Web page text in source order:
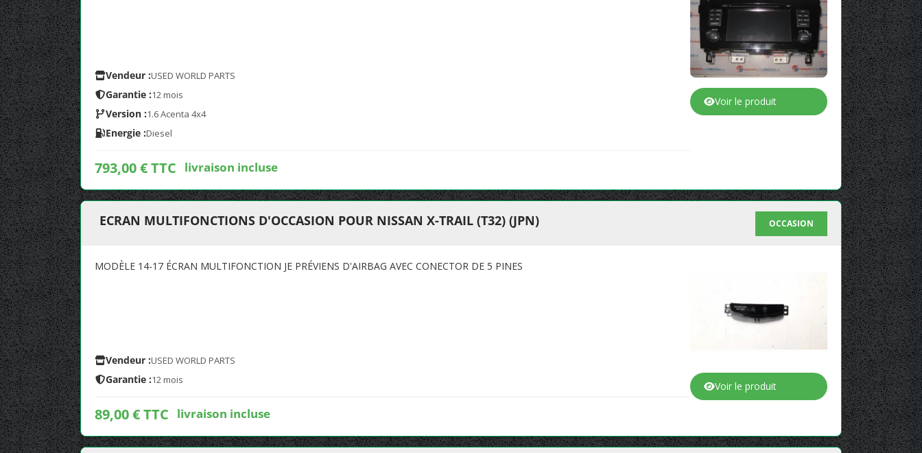
Vendeur :USED WORLD PARTS
Garantie :12 mois
Version :1.6 Acenta 4x4
Energie :Diesel
793,00 € TTC livraison incluse
Voir le produit
ECRAN MULTIFONCTIONS D'OCCASION POUR NISSAN X-TRAIL (T32) (JPN) OCCASION
MODÈLE 14-17 ÉCRAN MULTIFONCTION JE PRÉVIENS D'AIRBAG AVEC CONECTOR DE 5 PINES
Vendeur :USED WORLD PARTS
Garantie :12 mois
89,00 € TTC livraison incluse
Voir le produit